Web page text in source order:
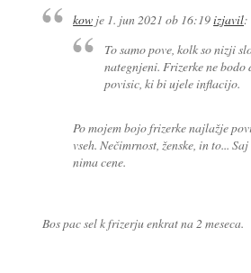
kow je 1. jun 2021 ob 16:19izjavil:
To samo pove, kolk so nizji
nategnjeni. Frizerke ne bodo
povisic, ki bi ujele inflacijo.
Po mojem bojo frizerke najlažje
vseh. Nečimrnost, ženske, in to...
nima cene.
Bos pac sel k frizerju enkrat na 2 meseca.